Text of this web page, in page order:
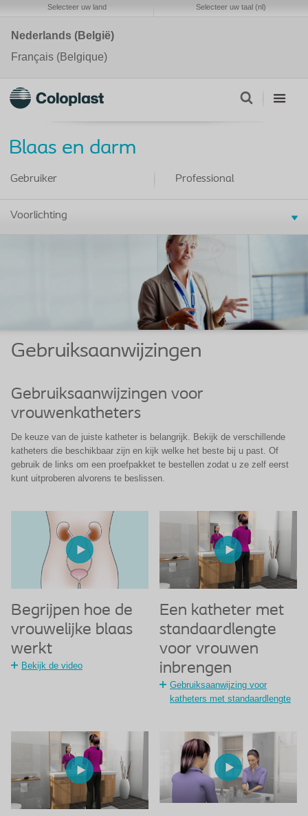
Selecteer uw land Selecteer uw taal (nl)
Nederlands (België)
Français (Belgique)
Blaas en darm
Gebruiker Professional
Voorlichting
Gebruiksaanwijzingen
Gebruiksaanwijzingen voor
vrouwenkatheters
De keuze van de juiste katheter is belangrijk. Bekijk de verschillende
katheters die beschikbaar zijn en kijk welke het beste bij u past. Of
gebruik de links om een proefpakket te bestellen zodat u ze zelf eerst
kunt uitproberen alvorens te beslissen.
Begrijpen hoe de
vrouwelijke blaas
werkt
Bekijk de video
Een katheter met
standaardlengte
voor vrouwen
inbrengen
Gebruiksaanwijzing voor
katheters met standaardlengte